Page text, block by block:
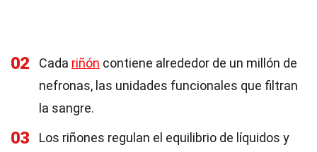
02 Cada riñón contiene alrededor de un millón de
nefronas, las unidades funcionales que filtran
la sangre.
03
Los riñones regulan el equilibrio de líquidos y